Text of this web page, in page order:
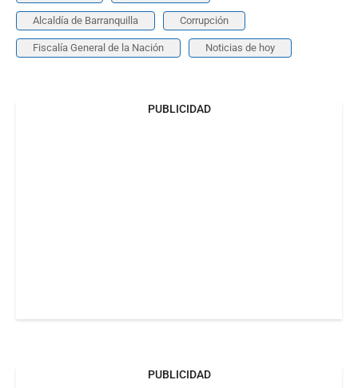
Alcaldía de Barranquilla Corrupción
Fiscalía General de la Nación Noticias de hoy
PUBLICIDAD
PUBLICIDAD